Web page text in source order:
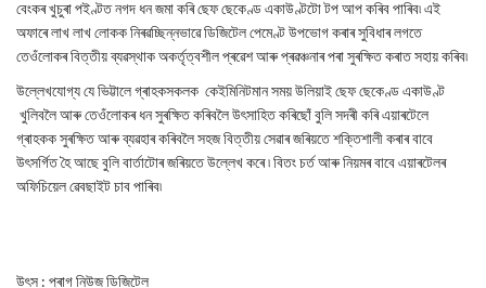
বেংকৰ খুচুৰা পইণ্টত নগদ ধন জমা কৰি ছেফ ছেকেণ্ড একাউণ্টটো টপ আপ কৰিব পাৰিব৷ এই
অফাৰে লাখ লাখ লোকক নিৰৱচ্ছিন্নভাৱে ডিজিটেল পেমেণ্ট উপভোগ কৰাৰ সুবিধাৰ লগতে
তেওঁলোকৰ বিত্তীয় ব্যৱস্থাক অকৰ্তৃত্বশীল প্ৰৱেশ আৰু প্ৰৱঞ্চনাৰ পৰা সুৰক্ষিত কৰাত সহায় কৰিব৷
উল্লেখযোগ্য যে ভিট্টালে গ্ৰাহকসকলক কেইমিনিটমান সময় উলিয়াই ছেফ ছেকেণ্ড একাউণ্ট
খুলিবলৈ আৰু তেওঁলোকৰ ধন সুৰক্ষিত কৰিবলৈ উৎসাহিত কৰিছোঁ বুলি সদৰী কৰি এয়াৰটেলে
গ্ৰাহকক সুৰক্ষিত আৰু ব্যৱহাৰ কৰিবলৈ সহজ বিত্তীয় সেৱাৰ জৰিয়তে শক্তিশালী কৰাৰ বাবে
উৎসৰ্গিত হৈ আছে বুলি বাৰ্তাটোৰ জৰিয়তে উল্লেখ কৰে ৷ বিতং চৰ্ত আৰু নিয়মৰ বাবে এয়াৰটেলৰ
অফিচিয়েল ৱেবছাইট চাব পাৰিব৷
উৎস : প্ৰাগ নিউজ ডিজিটেল